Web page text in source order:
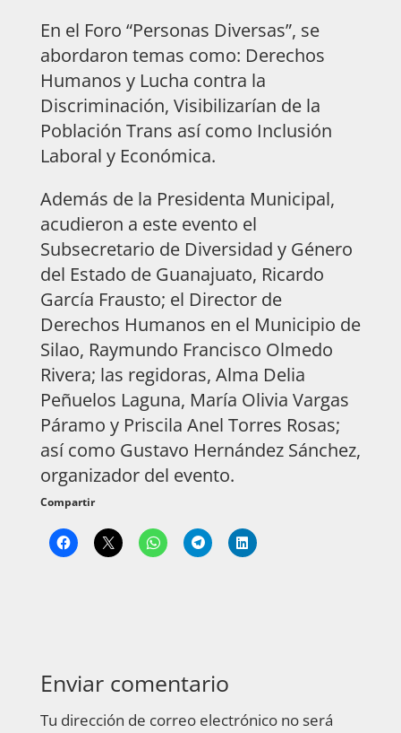
En el Foro “Personas Diversas”, se
abordaron temas como: Derechos
Humanos y Lucha contra la
Discriminación, Visibilizarían de la
Población Trans así como Inclusión
Laboral y Económica.
Además de la Presidenta Municipal,
acudieron a este evento el
Subsecretario de Diversidad y Género
del Estado de Guanajuato, Ricardo
García Frausto; el Director de
Derechos Humanos en el Municipio de
Silao, Raymundo Francisco Olmedo
Rivera; las regidoras, Alma Delia
Peñuelos Laguna, María Olivia Vargas
Páramo y Priscila Anel Torres Rosas;
así como Gustavo Hernández Sánchez,
organizador del evento.
Compartir
Enviar comentario
Tu dirección de correo electrónico no será